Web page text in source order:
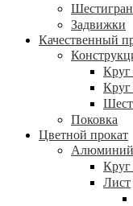
Задвижки
Качественный
Круг
Круг
Поковка
Цветной прокат
Алюминий
Круг
Лист